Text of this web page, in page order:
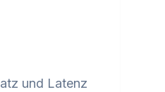
und Latenz